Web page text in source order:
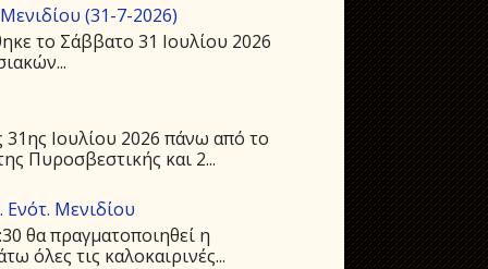
(31-7-2026)
το Σάββατο 31 Ιουλίου 2026
Ιουλίου 2026 πάνω από το
Πυροσβεστικής και 2...
Ενότ. Μενιδίου
θα πραγματοποιηθεί η
όλες τις καλοκαιρινές...